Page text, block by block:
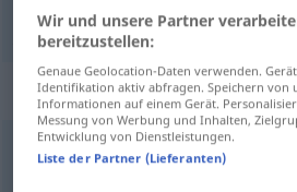
„irren“: reflexives
irrenv/r
Wir und unsere Partner
bereitzustellen:
Genaue Geolocation-Daten verwenden.
Identifikation aktiv abfragen. Speichern
Informationen auf einem Gerät.
Messung von Werbung und Inhalten,
Entwicklung von Dienstleistungen.
Liste der Partner (Lieferanten)